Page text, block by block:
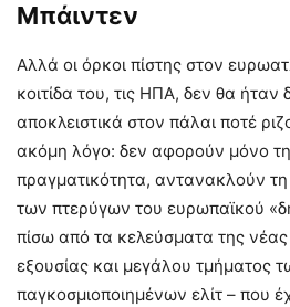
Μπάιντεν
Αλλά οι όρκοι πίστης στον
κοιτίδα του, τις ΗΠΑ, δεν θα ήταν
αποκλειστικά στον πάλαι ποτέ
ακόμη λόγο: δεν αφορούν μόνο
πραγματικότητα, αντανακλούν
των πτερύγων του ευρωπαϊκού
πίσω από τα κελεύσματα της νέας
εξουσίας και μεγάλου τμήματος
παγκοσμιοποιημένων ελίτ – που